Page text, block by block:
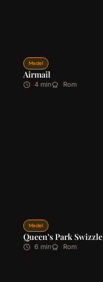
Medel
Airmail
4 min Rom
Medel
Queen’s Park Swizzle
6 min Rom